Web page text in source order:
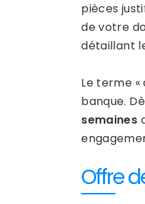
pièces
de votre
détaillant
Le terme
banque.
semaines
Offre